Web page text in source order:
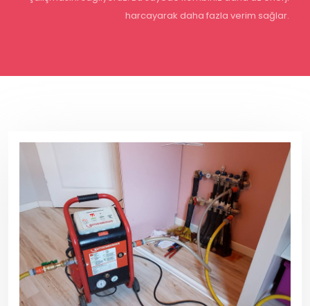
harcayarak daha fazla verim sağlar.